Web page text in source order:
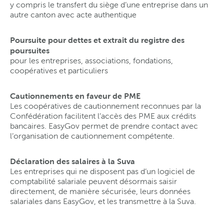
y compris le transfert du siège d’une entreprise dans un
autre canton avec acte authentique
Poursuite pour dettes et extrait du registre des
poursuites
pour les entreprises, associations, fondations,
coopératives et particuliers
Cautionnements en faveur de PME
Les coopératives de cautionnement reconnues par la
Confédération facilitent l’accès des PME aux crédits
bancaires. EasyGov permet de prendre contact avec
l’organisation de cautionnement compétente.
Déclaration des salaires à la Suva
Les entreprises qui ne disposent pas d’un logiciel de
comptabilité salariale peuvent désormais saisir
directement, de manière sécurisée, leurs données
salariales dans EasyGov, et les transmettre à la Suva.